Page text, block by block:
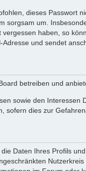
dieses Passwort
sorgsam um.
haben, so
und sendet
betreiben und
sowie den Interessen
sofern dies zur
Daten Ihres Profils